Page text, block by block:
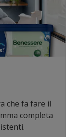
che fa fare il
completa